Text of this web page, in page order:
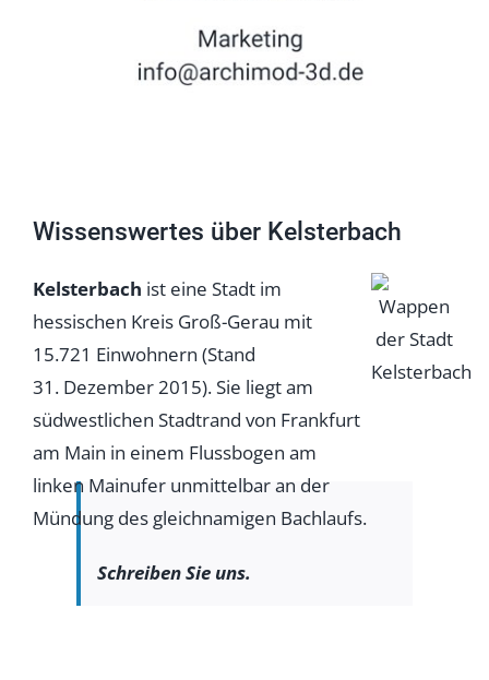
Wissenswertes über Kelsterbach
Kelsterbach ist eine Stadt im
hessischen Kreis Groß-Gerau mit
15.721 Einwohnern (Stand
31. Dezember 2015). Sie liegt am
südwestlichen Stadtrand von Frankfurt
am Main in einem Flussbogen am
linken Mainufer unmittelbar an der
Mündung des gleichnamigen Bachlaufs.
Schreiben Sie uns.